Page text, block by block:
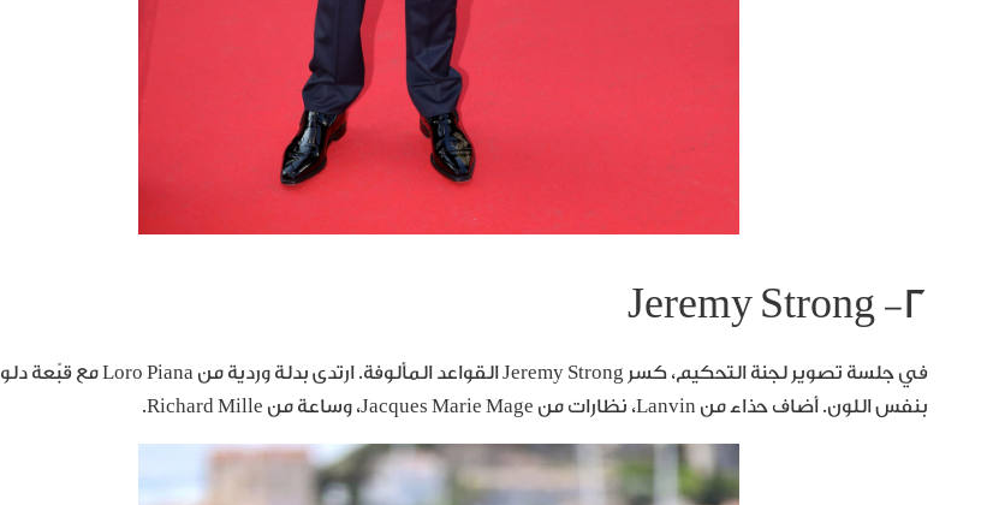
٢- Jeremy Strong
في جلسة تصوير لجنة التحكيم، كسر Jeremy Strong القواعد المألوفة. ارتدى بدلة وردية من Loro Piana مع قبّعة دلو
بنفس اللون. أضاف حذاء من Lanvin، نظارات من Jacques Marie Mage، وساعة من Richard Mille.